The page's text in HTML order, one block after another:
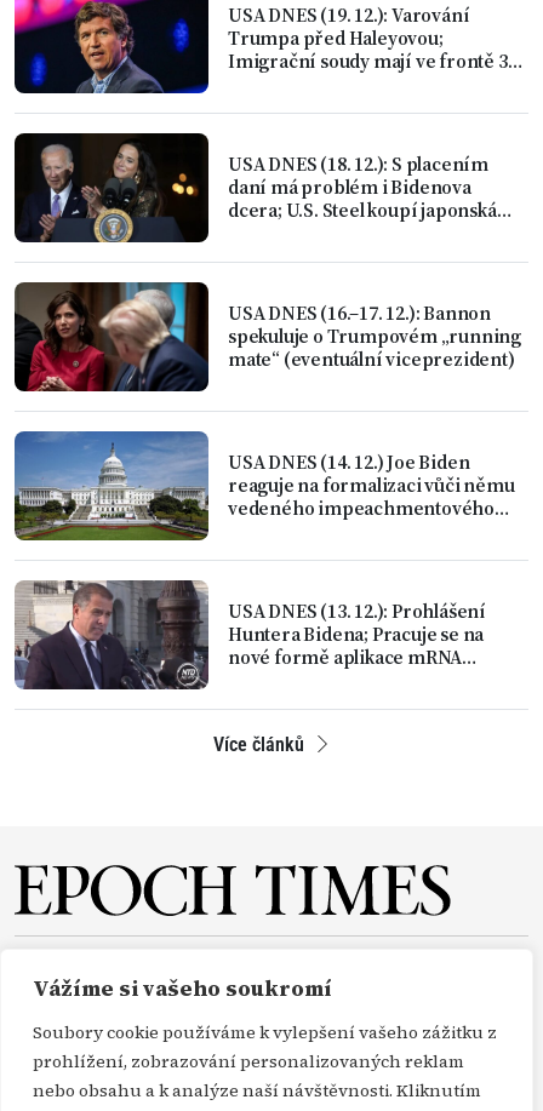
Vážíme si vašeho soukromí
Soubory cookie používáme k vylepšení vašeho zážitku z
prohlížení, zobrazování personalizovaných reklam
nebo obsahu a k analýze naší návštěvnosti. Kliknutím
USA DNES (19. 12.): Varování
Trumpa před Haleyovou;
Imigrační soudy mají ve frontě 3
USA DNES (18. 12.): S placením
daní má problém i Bidenova
dcera; U.S. Steel koupí japonská
USA DNES (16.–17. 12.): Bannon
spekuluje o Trumpovém „running
mate“ (eventuální viceprezident)
USA DNES (14. 12.) Joe Biden
reaguje na formalizaci vůči němu
vedeného impeachmentového
USA DNES (13. 12.): Prohlášení
Huntera Bidena; Pracuje se na
nové formě aplikace mRNA
Více článků
OBCHODNÍ PODMÍNKY